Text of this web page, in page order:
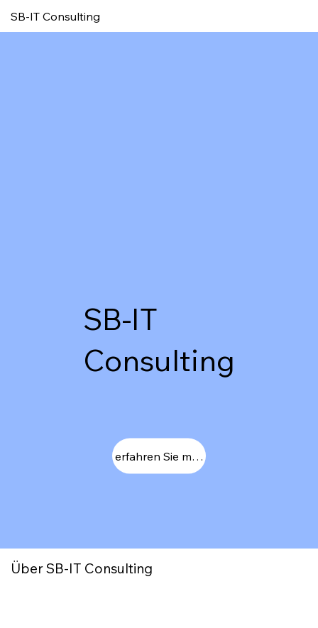
SB-IT Consulting
SB-IT
Consulting
erfahren Sie mehr
Über SB-IT Consulting
wählen